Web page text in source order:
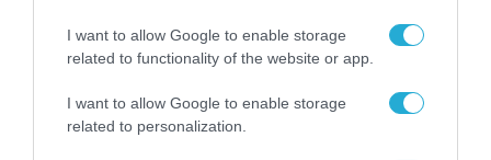
I want to allow Google to enable storage
related to functionality of the website or app.
I want to allow Google to enable storage
related to personalization.